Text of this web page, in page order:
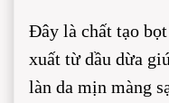
Đây là chất tạo
xuất từ dầu dừa
làn da mịn màng